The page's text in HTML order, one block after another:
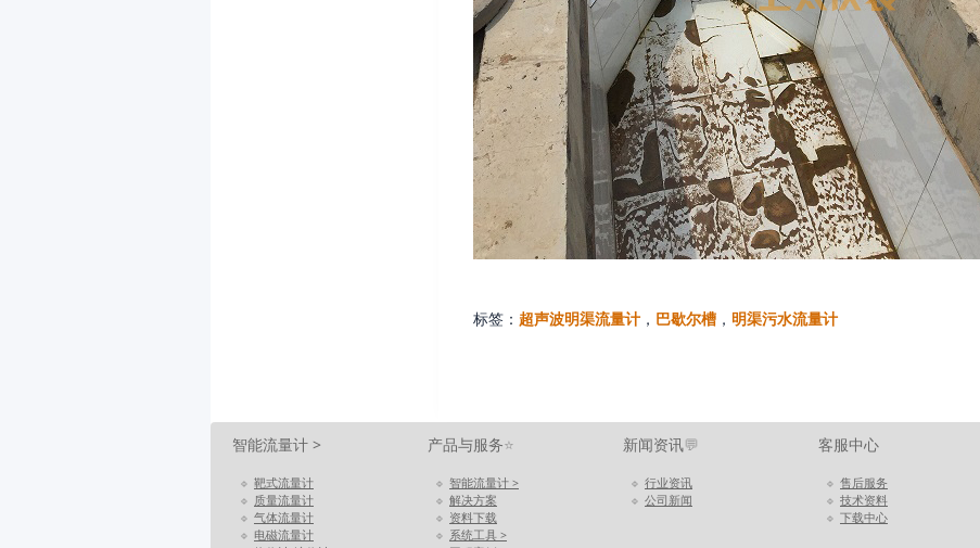
标签： 超声波明渠流量计 ， 巴歇尔槽 ， 明渠污水流量计
智能流量计 > 产品与服务⭐ 新闻资讯💬 客服中心
🔹 靶式流量计
🔹 质量流量计
🔹 气体流量计
🔹 电磁流量计
🔹 智能流量计 >
🔹 解决方案
🔹 资料下载
🔹 系统工具 >
🔹 行业资讯
🔹 公司新闻
🔹 售后服务
🔹 技术资料
🔹 下载中心